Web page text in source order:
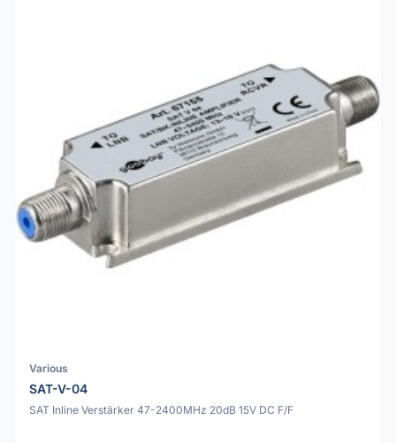
Various
SAT-V-04
SAT Inline Verstärker 47-2400MHz 20dB 15V DC F/F